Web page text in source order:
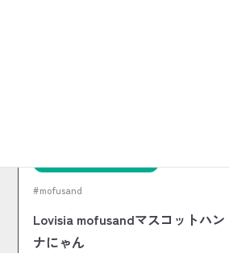
mofusand
Lovisia mofusandマスコットハ
ナにゃん